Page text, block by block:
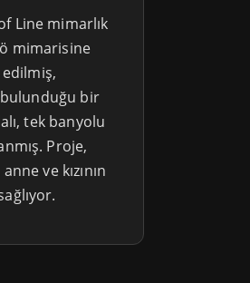
Line mimarlık
mimarisine
edilmiş,
bir
tek banyolu
Proje,
ve kızının